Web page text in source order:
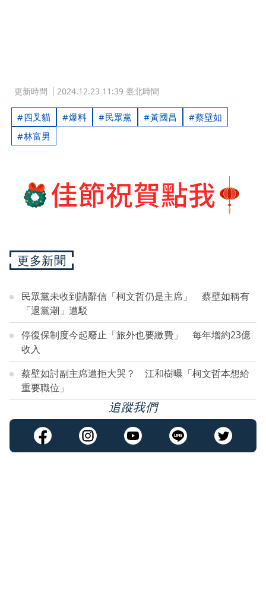
更新時間 2024.12.23 11:39 臺北時間
四叉貓 爆料 民眾黨 黃國昌
蔡壁如
林富男
更多新聞
民眾黨未收到請辭信「柯文哲仍是主席」 蔡壁如稱有
「退黨潮」遭駁
停復保制度今起廢止「旅外也要繳費」 每年增約23億
收入
蔡壁如討副主席遭拒大哭？ 江和樹曝「柯文哲本想給
重要職位」
追蹤我們